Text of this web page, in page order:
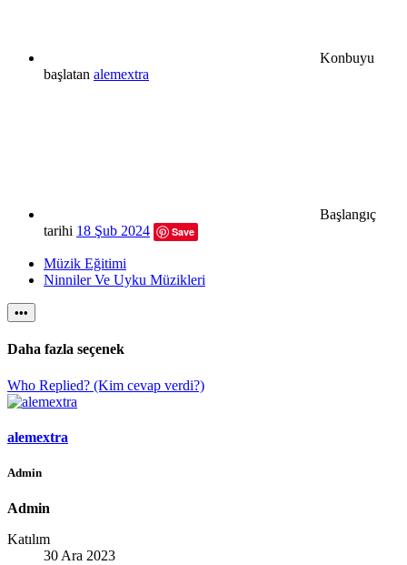
Konbuyu
başlatan alemextra
Başlangıç
tarihi 18 Şub 2024 Save
Müzik Eğitimi
Ninniler Ve Uyku Müzikleri
•••
Daha fazla seçenek
Who Replied? (Kim cevap verdi?)
alemextra
Admin
Admin
Katılım
30 Ara 2023